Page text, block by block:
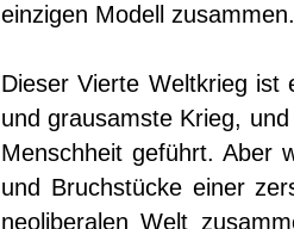
einzigen Modell zusammen.
Dieser Vierte Weltkrieg ist
und grausamste Krieg,
Menschheit geführt. Aber
und Bruchstücke einer
neoliberalen Welt